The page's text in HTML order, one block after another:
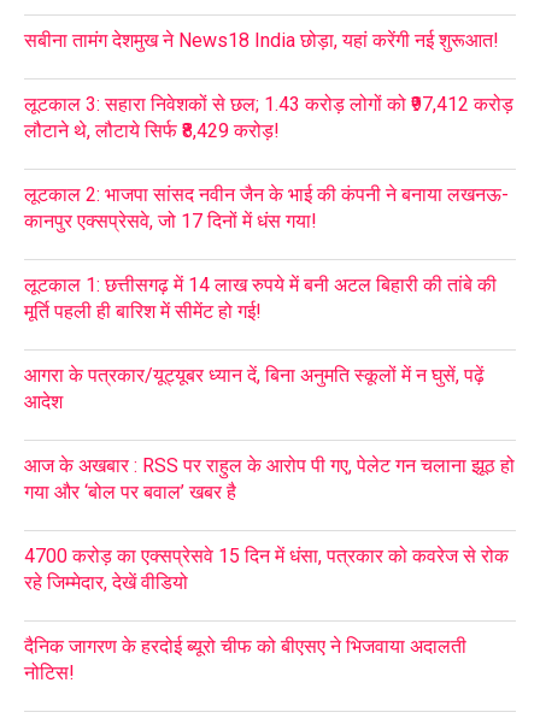
सबीना तामंग देशमुख ने News18 India छोड़ा, यहां करेंगी नई शुरूआत!
लूटकाल 3: सहारा निवेशकों से छल; 1.43 करोड़ लोगों को ₹97,412 करोड़
लौटाने थे, लौटाये सिर्फ ₹8,429 करोड़!
लूटकाल 2: भाजपा सांसद नवीन जैन के भाई की कंपनी ने बनाया लखनऊ-
कानपुर एक्सप्रेसवे, जो 17 दिनों में धंस गया!
लूटकाल 1: छत्तीसगढ़ में 14 लाख रुपये में बनी अटल बिहारी की तांबे की
मूर्ति पहली ही बारिश में सीमेंट हो गई!
आगरा के पत्रकार/यूट्यूबर ध्यान दें, बिना अनुमति स्कूलों में न घुसें, पढ़ें
आदेश
आज के अखबार : RSS पर राहुल के आरोप पी गए, पेलेट गन चलाना झूठ हो
गया और ‘बोल पर बवाल’ खबर है
4700 करोड़ का एक्सप्रेसवे 15 दिन में धंसा, पत्रकार को कवरेज से रोक
रहे जिम्मेदार, देखें वीडियो
दैनिक जागरण के हरदोई ब्यूरो चीफ को बीएसए ने भिजवाया अदालती
नोटिस!